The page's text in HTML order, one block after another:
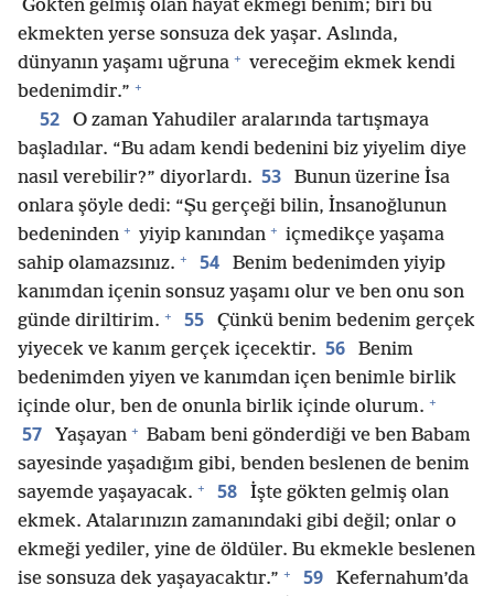
Gökten gelmiş olan hayat ekmeği benim; biri bu
ekmekten yerse sonsuza dek yaşar. Aslında,
dünyanın yaşamı uğruna + vereceğim ekmek kendi
bedenimdir.” +
52
O zaman Yahudiler aralarında tartışmaya
başladılar. “Bu adam kendi bedenini biz yiyelim diye
nasıl verebilir?” diyorlardı. 53
Bunun üzerine İsa
onlara şöyle dedi: “Şu gerçeği bilin, İnsanoğlunun
bedeninden + yiyip kanından + içmedikçe yaşama
sahip olamazsınız. + 54
Benim bedenimden yiyip
kanımdan içenin sonsuz yaşamı olur ve ben onu son
günde diriltirim. + 55
Çünkü benim bedenim gerçek
yiyecek ve kanım gerçek içecektir. 56
Benim
bedenimden yiyen ve kanımdan içen benimle birlik
içinde olur, ben de onunla birlik içinde olurum. +
57 Yaşayan + Babam beni gönderdiği ve ben Babam
sayesinde yaşadığım gibi, benden beslenen de benim
sayemde yaşayacak. + 58
İşte gökten gelmiş olan
ekmek. Atalarınızın zamanındaki gibi değil; onlar o
ekmeği yediler, yine de öldüler. Bu ekmekle beslenen
ise sonsuza dek yaşayacaktır.” + 59
Kefernahum’da